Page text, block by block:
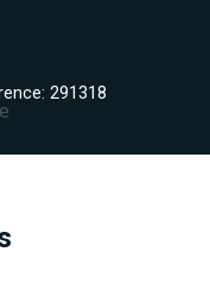
291318